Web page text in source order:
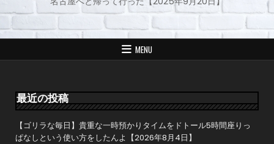
ナ
ビ
ー
ョ
ン
MENU
最近の投稿
【ゴリラな毎日】貴重な一時預かりタイムをドトール5時間座りっ
ぱなしという使い方をしたんよ【2026年8月4日】